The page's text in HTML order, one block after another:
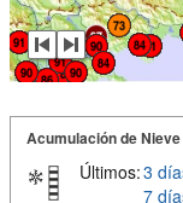
Acumulación de Nieve
Últimos:3
7